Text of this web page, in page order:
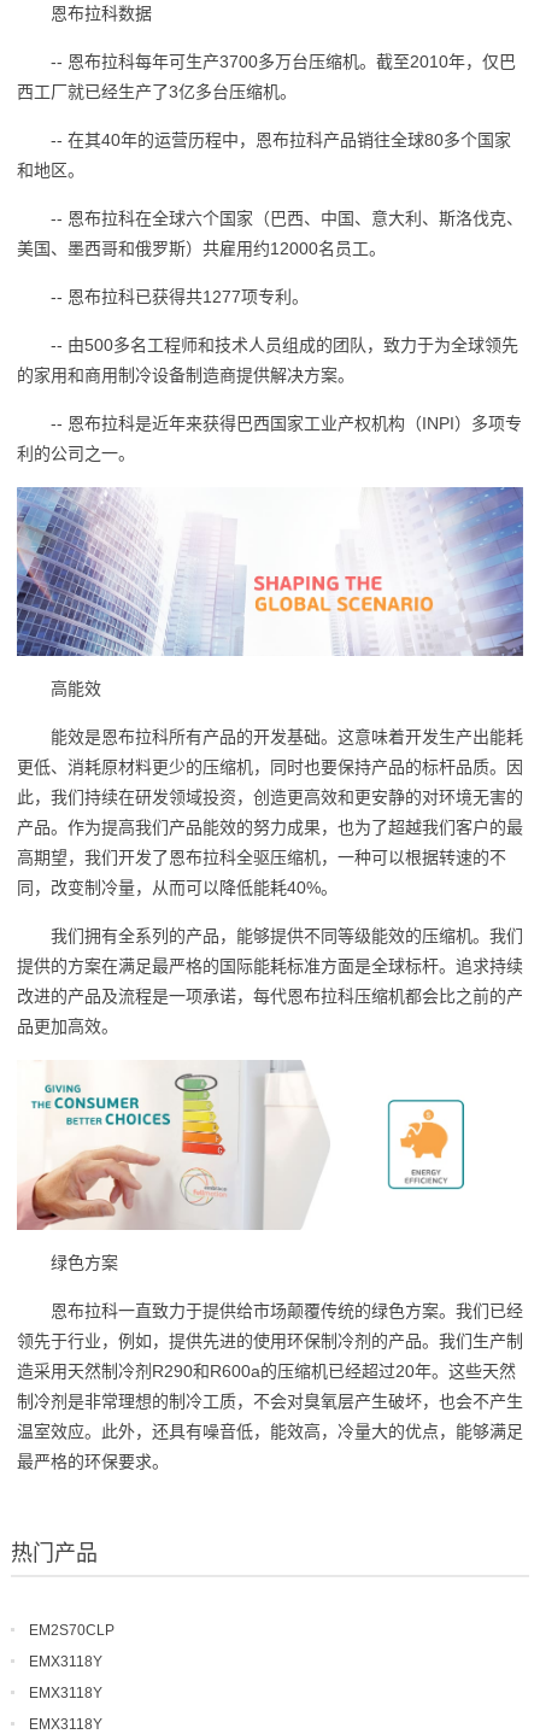
恩布拉科数据
-- 恩布拉科每年可生产3700多万台压缩机。截至2010年，仅巴
西工厂就已经生产了3亿多台压缩机。
-- 在其40年的运营历程中，恩布拉科产品销往全球80多个国家
和地区。
-- 恩布拉科在全球六个国家（巴西、中国、意大利、斯洛伐克、
美国、墨西哥和俄罗斯）共雇用约12000名员工。
-- 恩布拉科已获得共1277项专利。
-- 由500多名工程师和技术人员组成的团队，致力于为全球领先
的家用和商用制冷设备制造商提供解决方案。
-- 恩布拉科是近年来获得巴西国家工业产权机构（INPI）多项专
利的公司之一。
高能效
能效是恩布拉科所有产品的开发基础。这意味着开发生产出能耗
更低、消耗原材料更少的压缩机，同时也要保持产品的标杆品质。因
此，我们持续在研发领域投资，创造更高效和更安静的对环境无害的
产品。作为提高我们产品能效的努力成果，也为了超越我们客户的最
高期望，我们开发了恩布拉科全驱压缩机，一种可以根据转速的不
同，改变制冷量，从而可以降低能耗40%。
我们拥有全系列的产品，能够提供不同等级能效的压缩机。我们
提供的方案在满足最严格的国际能耗标准方面是全球标杆。追求持续
改进的产品及流程是一项承诺，每代恩布拉科压缩机都会比之前的产
品更加高效。
绿色方案
恩布拉科一直致力于提供给市场颠覆传统的绿色方案。我们已经
领先于行业，例如，提供先进的使用环保制冷剂的产品。我们生产制
造采用天然制冷剂R290和R600a的压缩机已经超过20年。这些天然
制冷剂是非常理想的制冷工质，不会对臭氧层产生破坏，也会不产生
温室效应。此外，还具有噪音低，能效高，冷量大的优点，能够满足
最严格的环保要求。
热门产品
EM2S70CLP
EMX3118Y
EMX3118Y
EMX3118Y